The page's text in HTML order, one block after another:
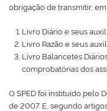
obrigação de transmitir,
Livro Diário e seus
Livro Razão e seus
Livro Balancetes
comprobatórias dos
O SPED foi instituído pelo
de 2007. E, segundo